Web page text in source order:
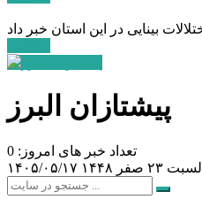
پیشتازان البرز
تعداد خبر های امروز: 0
۱۴۰۵/۰۵/۱۷
السبت ۲۳ صفر ۱۴۴۸